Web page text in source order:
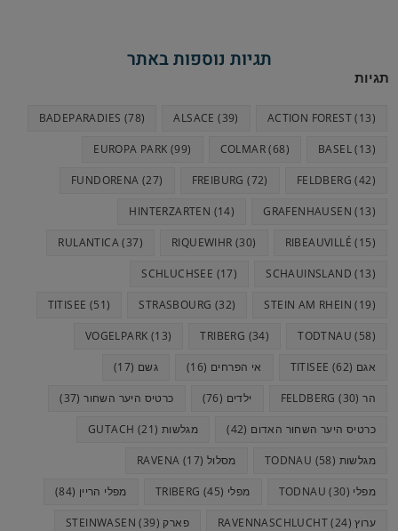
o
a
p
g
r
תגיות נוספות באתר
תגיות
ACTION FOREST(13)
ALSACE (39)
BADEPARADIES (78)
BASEL(13)
COLMAR(68)
EUROPA PARK (99)
FELDBERG (42)
FREIBURG (72)
FUNDORENA (27)
GRAFENHAUSEN (13)
HINTERZARTEN (14)
RIBEAUVILLÉ (15)
RIQUEWIHR (30)
RULANTICA(37)
SCHAUINSLAND (13)
SCHLUCHSEE (17)
STEIN AM RHEIN (19)
STRASBOURG (32)
TITISEE (51)
TODTNAU (58)
TRIBERG (34)
VOGELPARK (13)
אגם TITISEE (62) אי הפרחים (16) גשם (17)
הר FELDBERG (30) ילדים (76) כרטיס היער השחור(37)
כרטיס היער השחור האדום (42) מגלשות GUTACH (21)
מגלשות TODNAU (58) מסלול RAVENA (17)
מפלי TODNAU (30) מפלי TRIBERG (45) מפלי הריין (84)
ערוץ RAVENNASCHLUCHT (24) פארק STEINWASEN (39)